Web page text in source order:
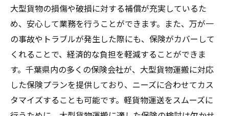
大型貨物の損傷や破損に対する補償が充実しているた
め、安心して業務を行うことができます。また、万が一
の事故やトラブルが発生した際にも、保険がカバーして
くれることで、経済的な負担を軽減することができま
す。千葉県内の多くの保険会社が、大型貨物運搬に対応
した保険プランを提供しており、ニーズに合わせてカス
タマイズすることも可能です。軽貨物運送をスムーズに